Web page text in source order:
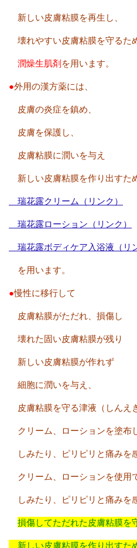
新しい皮膚粘膜を再生し、
壊れやすい皮膚粘膜を守るた
潤燥生肌剤を用います。
●外用の漢方薬には、
皮膚の炎症を鎮め、
皮膚を保護し、
皮膚粘膜に潤いを与え
新しい皮膚粘膜を作り出すた
瑞花露クリーム（リンク）
瑞花露ローション（リンク）
瑞花露ボディケア入浴液（リ
を用います。
●慢性に移行して
皮膚粘膜がただれ、損傷し
壊れた固い皮膚粘膜が残り
新しい皮膚粘膜が作れず
細胞に潤いを与え、
皮膚粘膜を守る津液（しんえ
クリーム、ローションを塗布
しみたり、ピリピリと痛みを
クリーム、ローションを使用
しみたり、ピリピリと痛みを
損傷してただれた皮膚粘膜を
新しい皮膚粘膜を作り出すた